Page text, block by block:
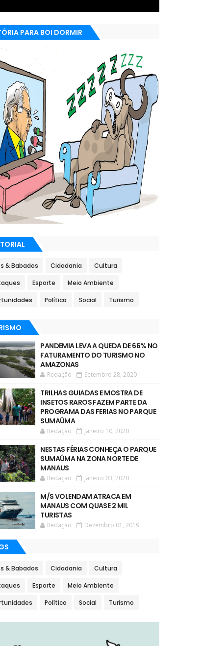
PARA BOI DORMIR
& Babados Cidadania Cultura
Esporte Meio Ambiente
Política Social Turismo
PANDEMIA LEVA A QUEDA DE 66% NO
FATURAMENTO DO TURISMO NO
AMAZONAS
Redação Setembro 28, 2020
TRILHAS GUIADAS E MOSTRA DE
INSETOS RAROS FAZEM PARTE DA
PROGRAMA DAS FERIAS NO PARQUE
SUMAÚMA
Redação Janeiro 10, 2020
NESTAS FÉRIAS CONHEÇA O PARQUE
SUMAÚMA NA ZONA NORTE DE
MANAUS
Redação Janeiro 03, 2020
M/S VOLENDAM ATRACA EM
MANAUS COM QUASE 2 MIL
TURISTAS
Redação Dezembro 01, 2019
& Babados Cidadania Cultura
Esporte Meio Ambiente
Política Social Turismo